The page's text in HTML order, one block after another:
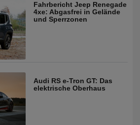
Fahrbericht Jeep Renegade
4xe: Abgasfrei in Gelände
und Sperrzonen
Audi RS e-Tron GT: Das
elektrische Oberhaus